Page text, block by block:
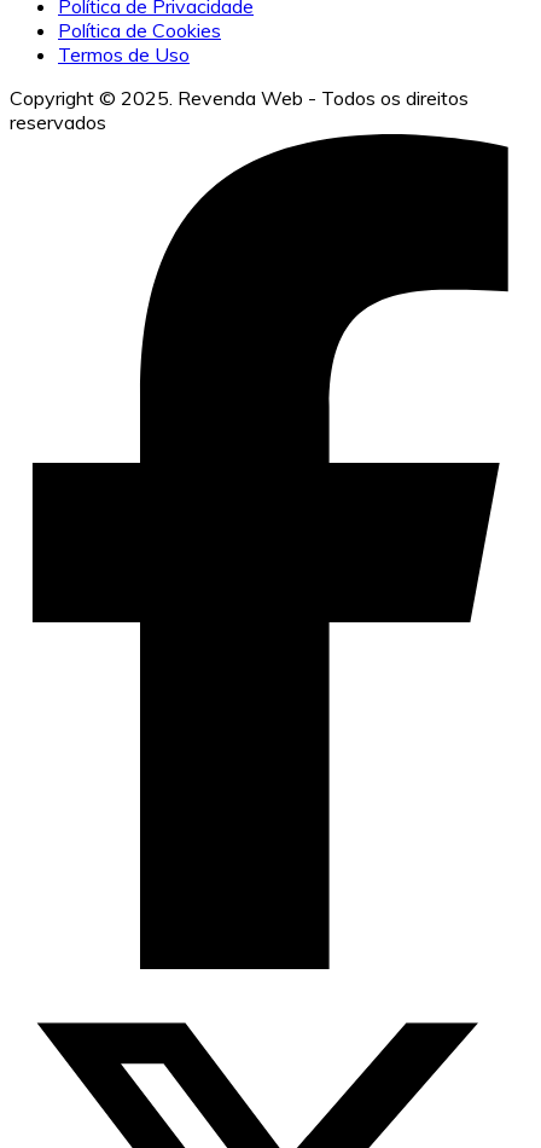
Política de Privacidade
Política de Cookies
Termos de Uso
Copyright © 2025. Revenda Web - Todos os direitos
reservados